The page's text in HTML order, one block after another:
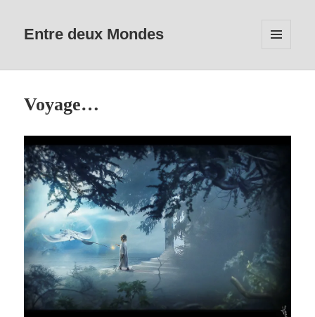
Entre deux Mondes
WIDGETS
Voyage…